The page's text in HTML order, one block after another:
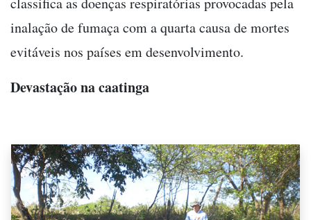
inalação de fumaça com a quarta causa de mortes
evitáveis nos países em desenvolvimento.
Devastação na caatinga